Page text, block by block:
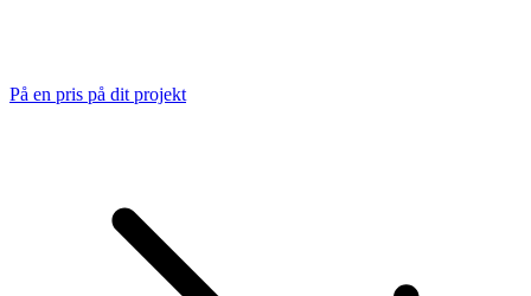
På en pris på dit projekt